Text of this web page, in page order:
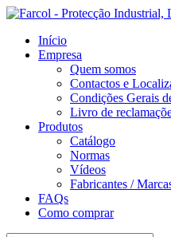
Início
Empresa
Quem somos
Contactos e
Condições Gerais
Livro de
Produtos
Catálogo
Normas
Vídeos
Fabricantes /
FAQs
Como comprar